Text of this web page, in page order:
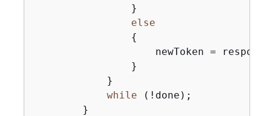
                }
else
{
newToken =
                }
            }
while (!done);
        }